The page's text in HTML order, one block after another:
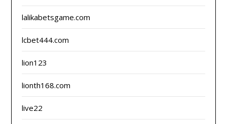
lalikabetsgame.com
lcbet444.com
lion123
lionth168.com
live22